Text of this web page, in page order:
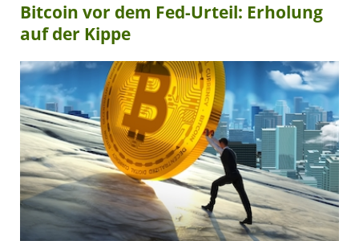
Bitcoin vor dem Fed-Urteil: Erholung
auf der Kippe